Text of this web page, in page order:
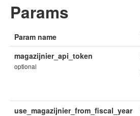
Params
Param name
magazijnier_api_token
optional
use_magazijnier_from_fiscal_year